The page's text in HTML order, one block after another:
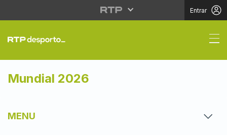
Entrar
Martínez recusa
Mundial 2026
MENU